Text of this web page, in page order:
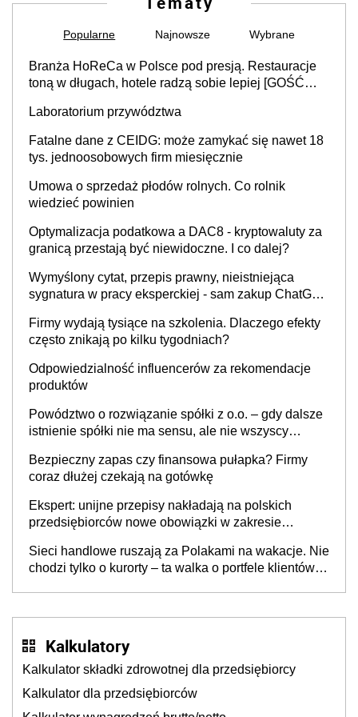
Popularne Najnowsze Wybrane
Branża HoReCa w Polsce pod presją. Restauracje
toną w długach, hotele radzą sobie lepiej [GOŚĆ
Laboratorium przywództwa
Fatalne dane z CEIDG: może zamykać się nawet 18
tys. jednoosobowych firm miesięcznie
Umowa o sprzedaż płodów rolnych. Co rolnik
wiedzieć powinien
Optymalizacja podatkowa a DAC8 - kryptowaluty za
granicą przestają być niewidoczne. I co dalej?
Wymyślony cytat, przepis prawny, nieistniejąca
sygnatura w pracy eksperckiej - sam zakup ChatGPT
Firmy wydają tysiące na szkolenia. Dlaczego efekty
często znikają po kilku tygodniach?
Odpowiedzialność influencerów za rekomendacje
produktów
Powództwo o rozwiązanie spółki z o.o. – gdy dalsze
istnienie spółki nie ma sensu, ale nie wszyscy
Bezpieczny zapas czy finansowa pułapka? Firmy
coraz dłużej czekają na gotówkę
Ekspert: unijne przepisy nakładają na polskich
przedsiębiorców nowe obowiązki w zakresie
Sieci handlowe ruszają za Polakami na wakacje. Nie
chodzi tylko o kurorty – ta walka o portfele klientów
Kalkulatory
Kalkulator składki zdrowotnej dla przedsiębiorcy
Kalkulator dla przedsiębiorców